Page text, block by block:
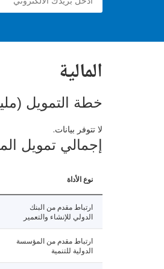
المالية
خطة التمويل
لا تتوفر بيانات.
إجمالي تمويل
نوع الأداة
ارتباط مقدم من البنك
الدولي للإنشاء والتعمير
ارتباط مقدم من المؤسسة
الدولية للتنمية